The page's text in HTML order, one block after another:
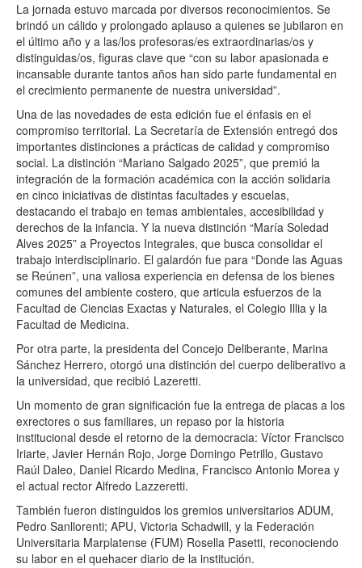
La jornada estuvo marcada por diversos reconocimientos. Se
brindó un cálido y prolongado aplauso a quienes se jubilaron en
el último año y a las/los profesoras/es extraordinarias/os y
distinguidas/os, figuras clave que “con su labor apasionada e
incansable durante tantos años han sido parte fundamental en
el crecimiento permanente de nuestra universidad”.
Una de las novedades de esta edición fue el énfasis en el
compromiso territorial. La Secretaría de Extensión entregó dos
importantes distinciones a prácticas de calidad y compromiso
social. La distinción “Mariano Salgado 2025”, que premió la
integración de la formación académica con la acción solidaria
en cinco iniciativas de distintas facultades y escuelas,
destacando el trabajo en temas ambientales, accesibilidad y
derechos de la infancia. Y la nueva distinción “María Soledad
Alves 2025” a Proyectos Integrales, que busca consolidar el
trabajo interdisciplinario. El galardón fue para “Donde las Aguas
se Reúnen”, una valiosa experiencia en defensa de los bienes
comunes del ambiente costero, que articula esfuerzos de la
Facultad de Ciencias Exactas y Naturales, el Colegio Illia y la
Facultad de Medicina.
Por otra parte, la presidenta del Concejo Deliberante, Marina
Sánchez Herrero, otorgó una distinción del cuerpo deliberativo a
la universidad, que recibió Lazeretti.
Un momento de gran significación fue la entrega de placas a los
exrectores o sus familiares, un repaso por la historia
institucional desde el retorno de la democracia: Víctor Francisco
Iriarte, Javier Hernán Rojo, Jorge Domingo Petrillo, Gustavo
Raúl Daleo, Daniel Ricardo Medina, Francisco Antonio Morea y
el actual rector Alfredo Lazzeretti.
También fueron distinguidos los gremios universitarios ADUM,
Pedro Sanllorenti; APU, Victoria Schadwill, y la Federación
Universitaria Marplatense (FUM) Rosella Pasetti, reconociendo
su labor en el quehacer diario de la institución.